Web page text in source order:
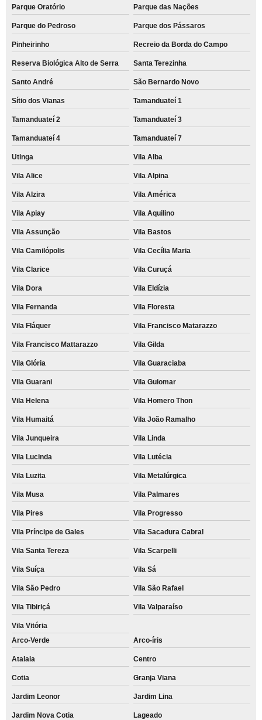
Parque Oratório Parque das Nações
Parque do Pedroso Parque dos Pássaros
Pinheirinho Recreio da Borda do Campo
Reserva Biológica Alto de Serra Santa Terezinha
Santo André São Bernardo Novo
Sítio dos Vianas Tamanduateí 1
Tamanduateí 2 Tamanduateí 3
Tamanduateí 4 Tamanduateí 7
Utinga Vila Alba
Vila Alice Vila Alpina
Vila Alzira Vila América
Vila Apiay Vila Aquilino
Vila Assunção Vila Bastos
Vila Camilópolis Vila Cecília Maria
Vila Clarice Vila Curuçá
Vila Dora Vila Eldízia
Vila Fernanda Vila Floresta
Vila Fláquer Vila Francisco Matarazzo
Vila Francisco Mattarazzo Vila Gilda
Vila Glória Vila Guaraciaba
Vila Guarani Vila Guiomar
Vila Helena Vila Homero Thon
Vila Humaitá Vila João Ramalho
Vila Junqueira Vila Linda
Vila Lucinda Vila Lutécia
Vila Luzita Vila Metalúrgica
Vila Musa Vila Palmares
Vila Pires Vila Progresso
Vila Príncipe de Gales Vila Sacadura Cabral
Vila Santa Tereza Vila Scarpelli
Vila Suíça Vila Sá
Vila São Pedro Vila São Rafael
Vila Tibiriçá Vila Valparaíso
Vila Vitória
Arco-Verde
Arco-íris
Atalaia Centro
Cotia Granja Viana
Jardim Leonor Jardim Lina
Jardim Nova Cotia Lageado